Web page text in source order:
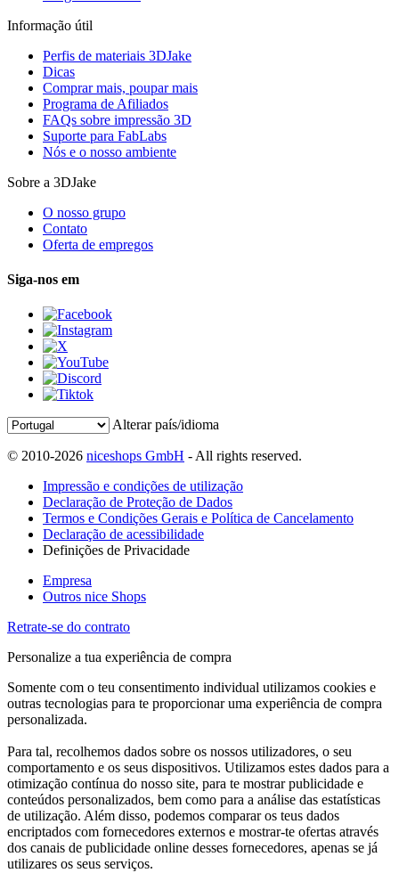
Informação útil
Perfis de materiais 3DJake
Dicas
Comprar mais, poupar mais
Programa de Afiliados
FAQs sobre impressão 3D
Suporte para FabLabs
Nós e o nosso ambiente
Sobre a 3DJake
O nosso grupo
Contato
Oferta de empregos
Siga-nos em
Alterar país/idioma
© 2010-2026 niceshops GmbH - All rights reserved.
Impressão e condições de utilização
Declaração de Proteção de Dados
Termos e Condições Gerais e Política de Cancelamento
Declaração de acessibilidade
Definições de Privacidade
Empresa
Outros nice Shops
Retrate-se do contrato
Personalize a tua experiência de compra
Somente com o teu consentimento individual utilizamos cookies e
outras tecnologias para te proporcionar uma experiência de compra
personalizada.
Para tal, recolhemos dados sobre os nossos utilizadores, o seu
comportamento e os seus dispositivos. Utilizamos estes dados para a
otimização contínua do nosso site, para te mostrar publicidade e
conteúdos personalizados, bem como para a análise das estatísticas
de utilização. Além disso, podemos comparar os teus dados
encriptados com fornecedores externos e mostrar-te ofertas através
dos canais de publicidade online desses fornecedores, apenas se já
utilizares os seus serviços.